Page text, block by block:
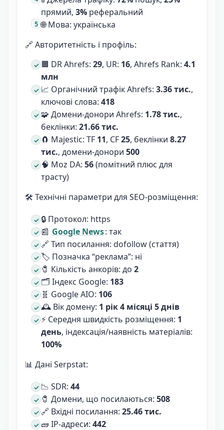
прямий, 3% реферальний
🌐 Мова: українська
🔗 Авторитетність і профіль:
🟧 DR Ahrefs: 29, UR: 16, Ahrefs Rank: 4.1
млн
📈 Органічний трафік Ahrefs: 3.36 тис.,
ключові слова: 418
🧩 Домени-донори Ahrefs: 1.78 тис.,
беклінки: 21.66 тис.
🧲 Majestic: TF 11, CF25, беклінки 8.27
тис., домени-донори 500
🧠 Moz DA: 56(помітний плюс для
трасту)
🛠 Технічні параметри для SEO-розміщення:
🔒 Протокол: https
📰 Google News: так
🔗 Тип посилання: dofollow (стаття)
🏷 Позначка “реклама”: ні
🧷 Кількість анкорів: до 2
🗂 Індекс Google: 183
🧬 Google AIO: 106
🕰 Вік домену: 1 рік 4 місяці 5 днів
⚡ Середня швидкість розміщення: 1
день, індексація/наявність матеріалів:
100%
📊 Дані Serpstat:
📉 SDR: 44
🧷 Домени, що посилаються: 508
🔗 Вхідні посилання: 25.46 тис.
🧱 IP-адреси: 442